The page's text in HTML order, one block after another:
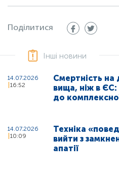
Поділитися
Інші новини
14.07.2026
16:52
Смертність на
вища, ніж в
до
14.07.2026
10:09
Техніка
вийти з
апатії